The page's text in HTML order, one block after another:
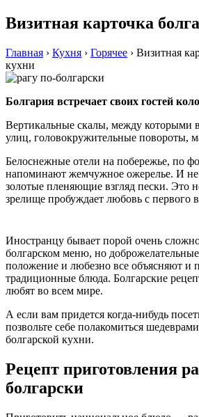
Визитная карточка
Главная › Кухня › Горячее › Визитная
кухни
Болгария встречает своих гостей
Вертикальные скалы, между которыми
улиц, головокружительные повороты,
Белоснежные отели на побережье, по
напоминают жемчужное ожерелье. И
золотые пленяющие взгляд пески. Это
зрелище пробуждает любовь с первого
Иностранцу бывает порой очень
болгарском меню, но
положение и любезно все объясняют и
традиционные блюда. Болгарские
любят во всем мире.
А если вам придется когда-нибудь
позвольте себе полакомиться
болгарской кухни.
Рецепт приготовления
болгарски